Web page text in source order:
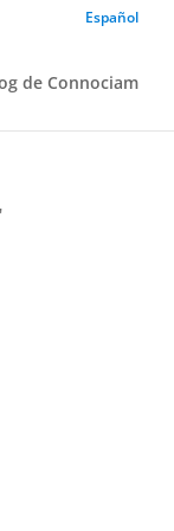
Español
de Connociam